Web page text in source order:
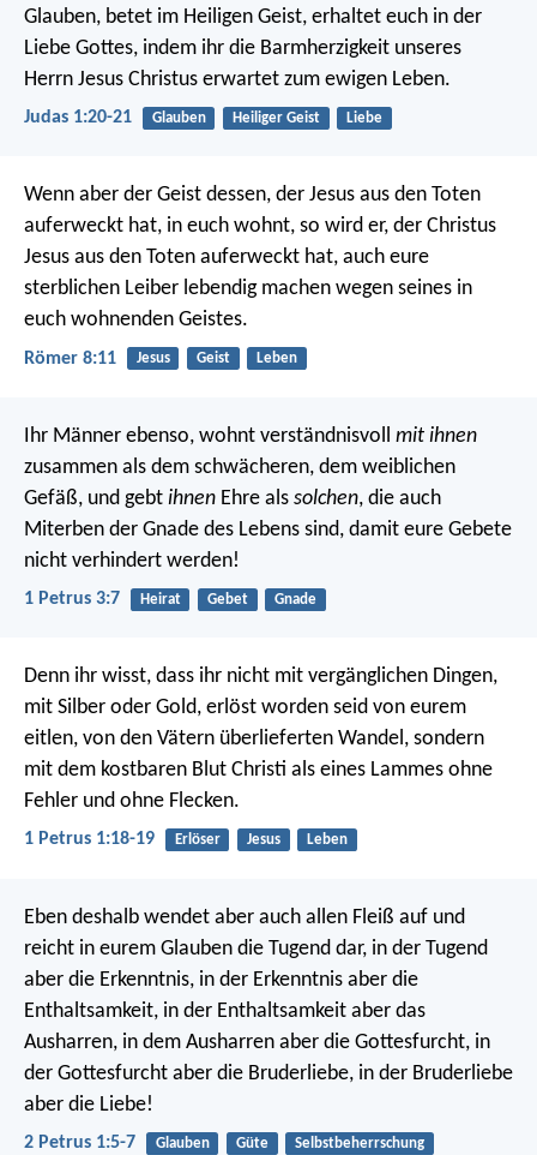
Glauben, betet im Heiligen Geist, erhaltet euch in der
Liebe Gottes, indem ihr die Barmherzigkeit unseres
Herrn Jesus Christus erwartet zum ewigen Leben.
Judas 1:20-21 Glauben Heiliger Geist Liebe
Wenn aber der Geist dessen, der Jesus aus den Toten
auferweckt hat, in euch wohnt, so wird er, der Christus
Jesus aus den Toten auferweckt hat, auch eure
sterblichen Leiber lebendig machen wegen seines in
euch wohnenden Geistes.
Römer 8:11 Jesus Geist Leben
Ihr Männer ebenso, wohnt verständnisvoll mit ihnen
zusammen als dem schwächeren, dem weiblichen
Gefäß, und gebt ihnen Ehre als solchen, die auch
Miterben der Gnade des Lebens sind, damit eure Gebete
nicht verhindert werden!
1 Petrus 3:7 Heirat Gebet Gnade
Denn ihr wisst, dass ihr nicht mit vergänglichen Dingen,
mit Silber oder Gold, erlöst worden seid von eurem
eitlen, von den Vätern überlieferten Wandel, sondern
mit dem kostbaren Blut Christi als eines Lammes ohne
Fehler und ohne Flecken.
1 Petrus 1:18-19 Erlöser Jesus Leben
Eben deshalb wendet aber auch allen Fleiß auf und
reicht in eurem Glauben die Tugend dar, in der Tugend
aber die Erkenntnis, in der Erkenntnis aber die
Enthaltsamkeit, in der Enthaltsamkeit aber das
Ausharren, in dem Ausharren aber die Gottesfurcht, in
der Gottesfurcht aber die Bruderliebe, in der Bruderliebe
aber die Liebe!
2 Petrus 1:5-7 Glauben Güte Selbstbeherrschung